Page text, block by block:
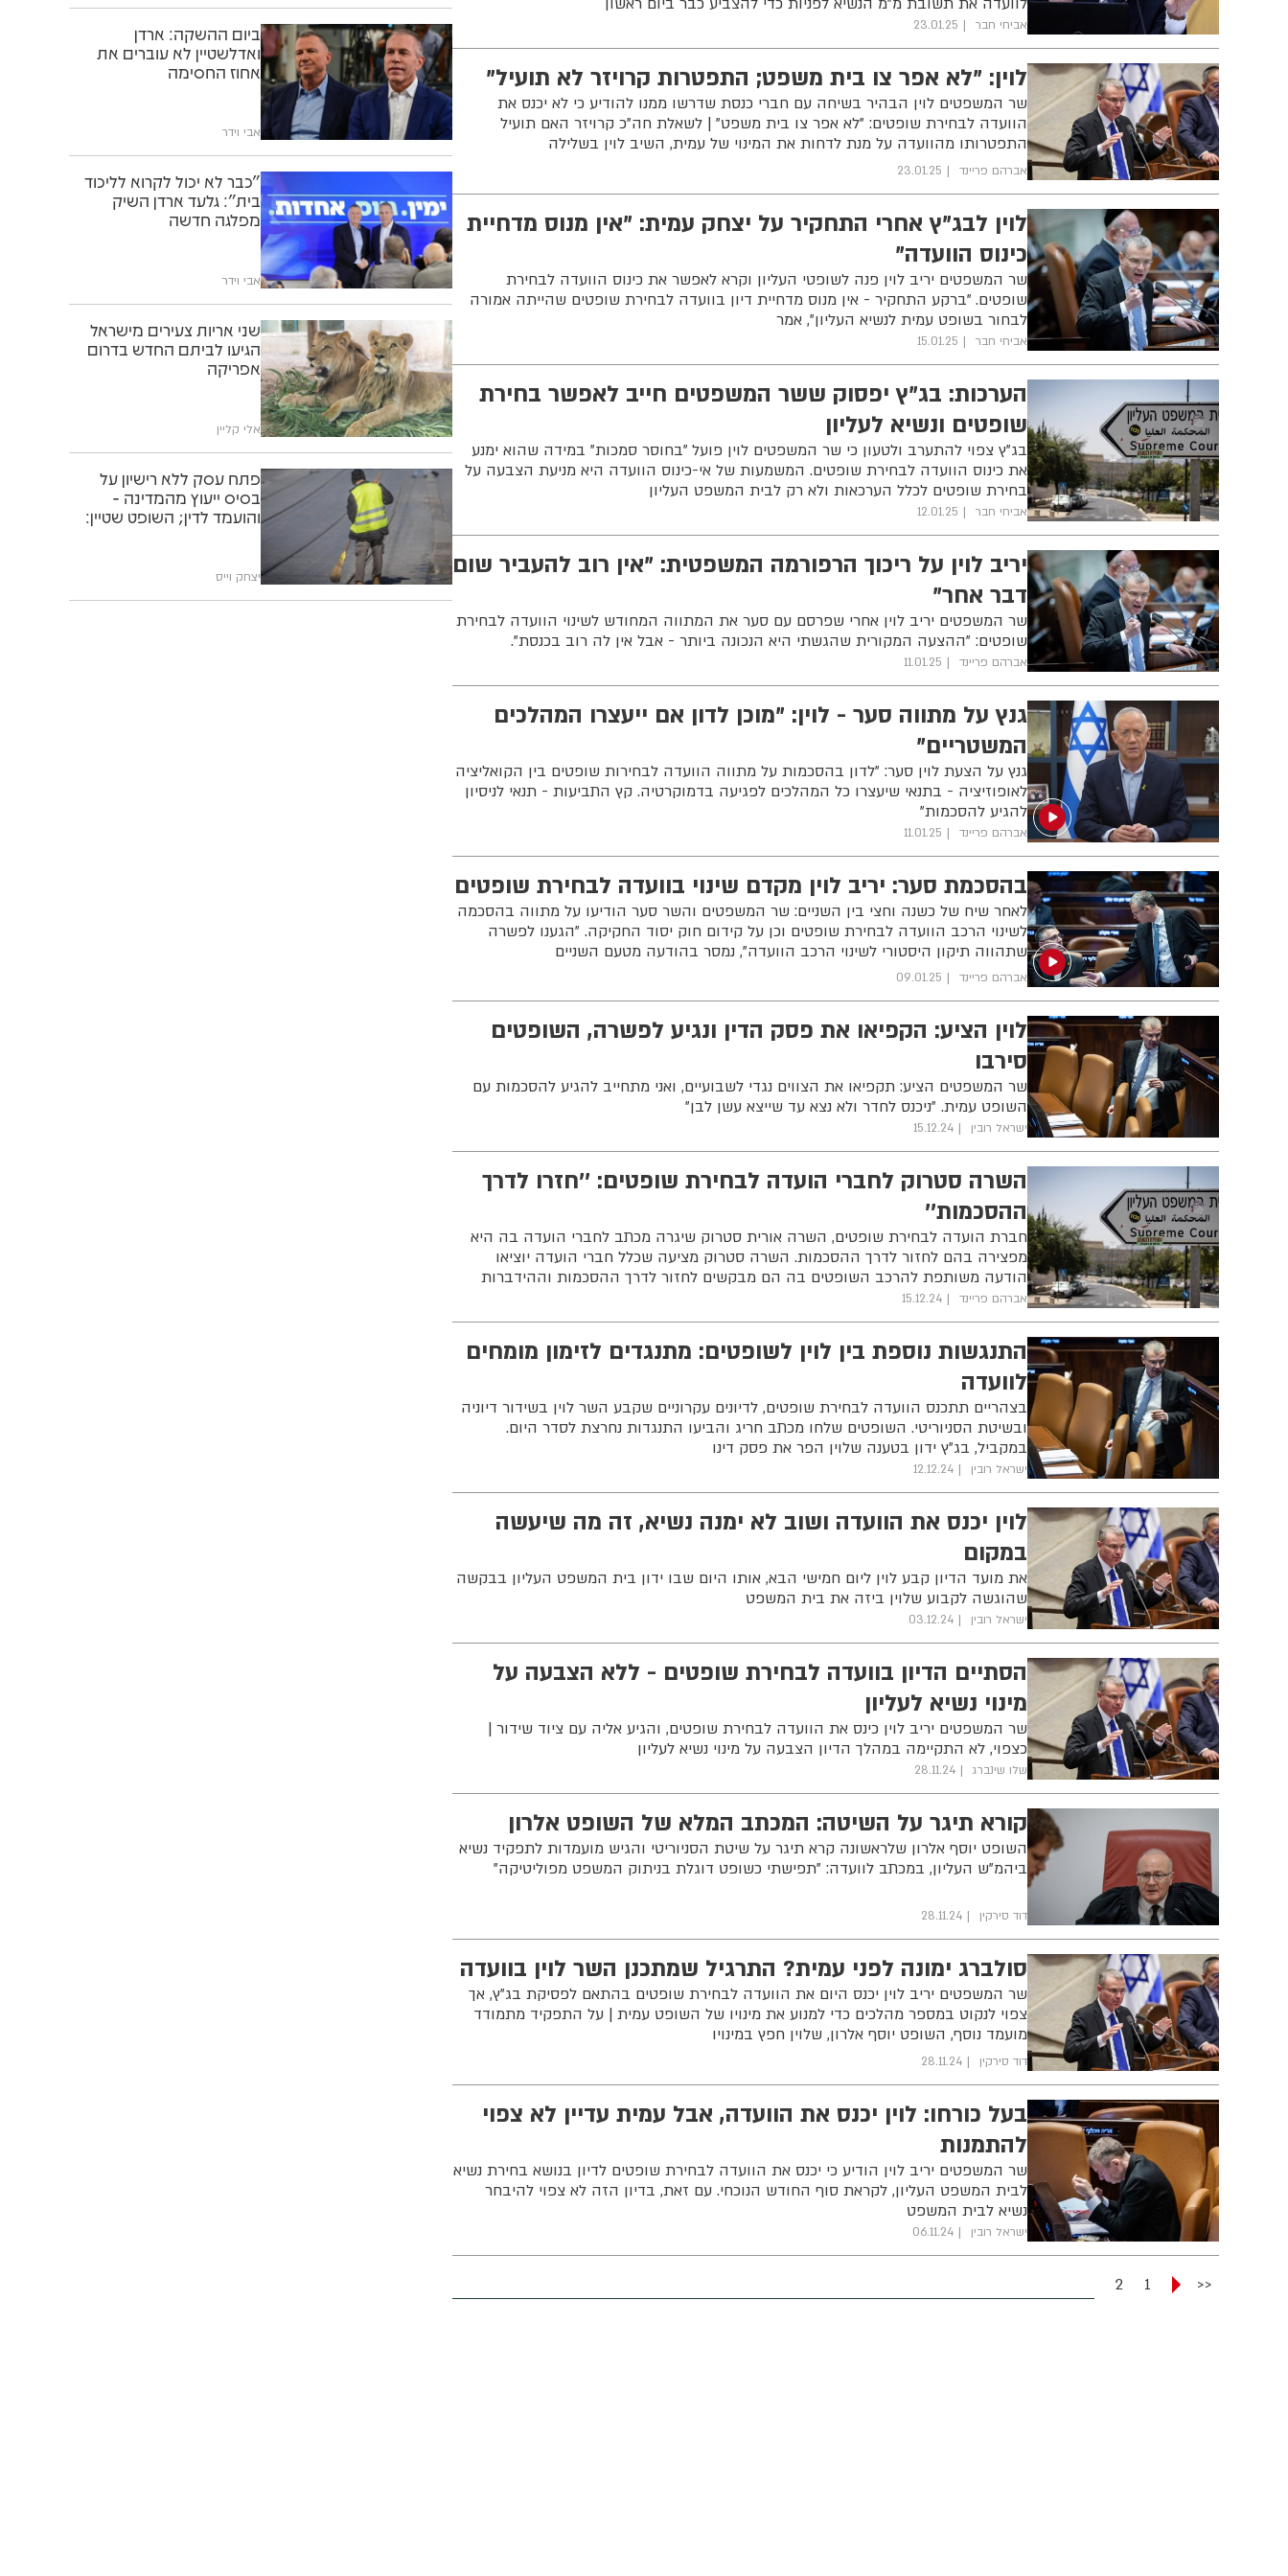
אביחי חבר 23.01.25
לוין: "לא אפר צו בית משפט; התפטרות קרויזר לא תועיל"
שר המשפטים לוין הבהיר בשיחה עם חברי כנסת שדרשו ממנו להודיע כי לא יכנס את
הוועדה לבחירת שופטים: "לא אפר צו בית משפט" | לשאלת חה"כ קרויזר האם תועיל
התפטרותו מהוועדה על מנת לדחות את המינוי של עמית, השיב לוין בשלילה
אברהם פריינד 23.01.25
לוין לבג"ץ אחרי התחקיר על יצחק עמית: "אין מנוס מדחיית
כינוס הוועדה"
שר המשפטים יריב לוין פנה לשופטי העליון וקרא לאפשר את כינוס הוועדה לבחירת
שופטים. "ברקע התחקיר - אין מנוס מדחיית דיון בוועדה לבחירת שופטים שהייתה אמורה
לבחור בשופט עמית לנשיא העליון", אמר
אביחי חבר 15.01.25
הערכות: בג"ץ יפסוק ששר המשפטים חייב לאפשר בחירת
שופטים ונשיא לעליון
בג"ץ צפוי להתערב ולטעון כי שר המשפטים לוין פועל "בחוסר סמכות" במידה שהוא ימנע
את כינוס הוועדה לבחירת שופטים. המשמעות של אי-כינוס הוועדה היא מניעת הצבעה על
בחירת שופטים לכלל הערכאות ולא רק לבית המשפט העליון
אביחי חבר 12.01.25
יריב לוין על ריכוך הרפורמה המשפטית: "אין רוב להעביר שום
דבר אחר"
שר המשפטים יריב לוין אחרי שפרסם עם סער את המתווה המחודש לשינוי הוועדה לבחירת
שופטים: "ההצעה המקורית שהגשתי היא הנכונה ביותר - אבל אין לה רוב בכנסת".
אברהם פריינד 11.01.25
גנץ על מתווה סער - לוין: "מוכן לדון אם ייעצרו המהלכים
המשטריים"
גנץ על הצעת לוין סער: "לדון בהסכמות על מתווה הוועדה לבחירות שופטים בין הקואליציה
לאופוזיציה - בתנאי שיעצרו כל המהלכים לפגיעה בדמוקרטיה. קץ התביעות - תנאי לניסיון
להגיע להסכמות"
אברהם פריינד 11.01.25
בהסכמת סער: יריב לוין מקדם שינוי בוועדה לבחירת שופטים
לאחר שיח של כשנה וחצי בין השניים: שר המשפטים והשר סער הודיעו על מתווה בהסכמה
לשינוי הרכב הוועדה לבחירת שופטים וכן על קידום חוק יסוד החקיקה. "הגענו לפשרה
שתהווה תיקון היסטורי לשינוי הרכב הוועדה", נמסר בהודעה מטעם השניים
אברהם פריינד 09.01.25
לוין הציע: הקפיאו את פסק הדין ונגיע לפשרה, השופטים
סירבו
שר המשפטים הציע: תקפיאו את הצווים נגדי לשבועיים, ואני מתחייב להגיע להסכמות עם
השופט עמית. "ניכנס לחדר ולא נצא עד שייצא עשן לבן"
ישראל רובין 15.12.24
השרה סטרוק לחברי הועדה לבחירת שופטים: ''חזרו לדרך
ההסכמות''
חברת הועדה לבחירת שופטים, השרה אורית סטרוק שיגרה מכתב לחברי הועדה בה היא
מפצירה בהם לחזור לדרך ההסכמות. השרה סטרוק מציעה שכלל חברי הועדה יוציאו
הודעה משותפת להרכב השופטים בה הם מבקשים לחזור לדרך ההסכמות וההידברות
אברהם פריינד 15.12.24
התנגשות נוספת בין לוין לשופטים: מתנגדים לזימון מומחים
לוועדה
בצהריים תתכנס הוועדה לבחירת שופטים, לדיונים עקרוניים שקבע השר לוין בשידור דיוניה
ובשיטת הסניוריטי. השופטים שלחו מכתב חריג והביעו התנגדות נחרצת לסדר היום.
במקביל, בג"ץ ידון בטענה שלוין הפר את פסק דינו
ישראל רובין 12.12.24
לוין יכנס את הוועדה ושוב לא ימנה נשיא, זה מה שיעשה
במקום
את מועד הדיון קבע לוין ליום חמישי הבא, אותו היום שבו ידון בית המשפט העליון בבקשה
שהוגשה לקבוע שלוין ביזה את בית המשפט
ישראל רובין 03.12.24
הסתיים הדיון בוועדה לבחירת שופטים - ללא הצבעה על
מינוי נשיא לעליון
שר המשפטים יריב לוין כינס את הוועדה לבחירת שופטים, והגיע אליה עם ציוד שידור |
כצפוי, לא התקיימה במהלך הדיון הצבעה על מינוי נשיא לעליון
שלו שינברג 28.11.24
קורא תיגר על השיטה: המכתב המלא של השופט אלרון
השופט יוסף אלרון שלראשונה קרא תיגר על שיטת הסניוריטי והגיש מועמדות לתפקיד נשיא
ביהמ"ש העליון, במכתב לוועדה: "תפישתי כשופט דוגלת בניתוק המשפט מפוליטיקה"
דוד סירקין 28.11.24
סולברג ימונה לפני עמית? התרגיל שמתכנן השר לוין בוועדה
שר המשפטים יריב לוין יכנס היום את הוועדה לבחירת שופטים בהתאם לפסיקת בג"ץ, אך
צפוי לנקוט במספר מהלכים כדי למנוע את מינויו של השופט עמית | על התפקיד מתמודד
מועמד נוסף, השופט יוסף אלרון, שלוין חפץ במינויו
דוד סירקין 28.11.24
בעל כורחו: לוין יכנס את הוועדה, אבל עמית עדיין לא צפוי
להתמנות
שר המשפטים יריב לוין הודיע כי יכנס את הוועדה לבחירת שופטים לדיון בנושא בחירת נשיא
לבית המשפט העליון, לקראת סוף החודש הנוכחי. עם זאת, בדיון הזה לא צפוי להיבחר
נשיא לבית המשפט
ישראל רובין 06.11.24
<<
1
2
ביום ההשקה: ארדן
ואדלשטיין לא עוברים את
אחוז החסימה
אבי וידר
"כבר לא יכול לקרוא לליכוד
בית": גלעד ארדן השיק
מפלגה חדשה
אבי וידר
שני אריות צעירים מישראל
הגיעו לביתם החדש בדרום
אפריקה
אלי קליין
פתח עסק ללא רישיון על
בסיס ייעוץ מהמדינה -
והועמד לדין; השופט שטיין:
יצחק וייס